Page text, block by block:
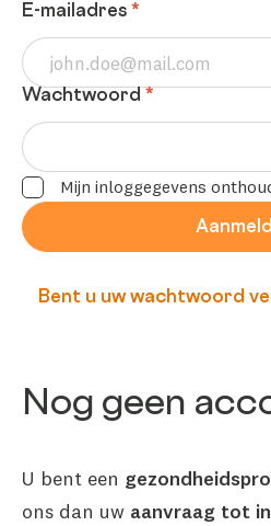
E-mailadres *
Wachtwoord *
Mijn inloggegevens
Bent u uw wachtwoord
Nog geen
U bent een
ons dan uw aanvraag tot